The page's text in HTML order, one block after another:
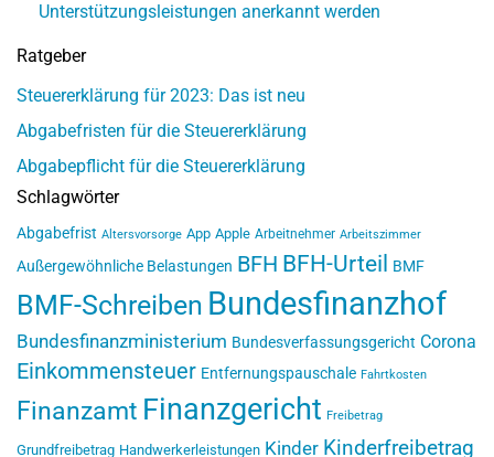
Unterstützungsleistungen anerkannt werden
Ratgeber
Steuererklärung für 2023: Das ist neu
Abgabefristen für die Steuererklärung
Abgabepflicht für die Steuererklärung
Schlagwörter
Abgabefrist Altersvorsorge App Apple Arbeitnehmer Arbeitszimmer
Außergewöhnliche Belastungen BFH BFH-Urteil BMF
BMF-Schreiben Bundesfinanzhof
Bundesfinanzministerium Bundesverfassungsgericht Corona
Einkommensteuer Entfernungspauschale Fahrtkosten
Finanzamt Finanzgericht Freibetrag
Grundfreibetrag Handwerkerleistungen Kinder Kinderfreibetrag